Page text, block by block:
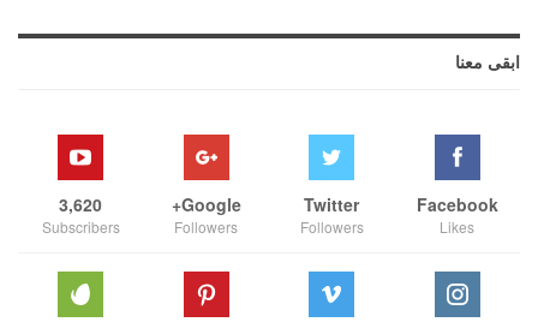
ابقى معنا
Facebook
Likes
Twitter
Followers
Google+
Followers
3,620
Subscribers